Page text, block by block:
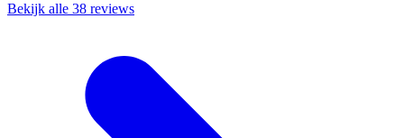
Bekijk alle 38 reviews